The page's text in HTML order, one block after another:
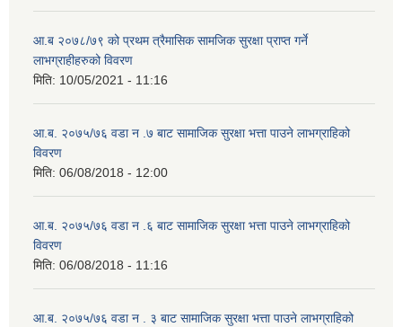
आ.ब २०७८/७९ को प्रथम त्रैमासिक सामजिक सुरक्षा प्राप्त गर्ने
लाभग्राहीहरुको विवरण
मिति: 10/05/2021 - 11:16
आ.ब. २०७५/७६ वडा न .७ बाट सामाजिक सुरक्षा भत्ता पाउने लाभग्राहिको
विवरण
मिति: 06/08/2018 - 12:00
आ.ब. २०७५/७६ वडा न .६ बाट सामाजिक सुरक्षा भत्ता पाउने लाभग्राहिको
विवरण
मिति: 06/08/2018 - 11:16
आ.ब. २०७५/७६ वडा न . ३ बाट सामाजिक सुरक्षा भत्ता पाउने लाभग्राहिको